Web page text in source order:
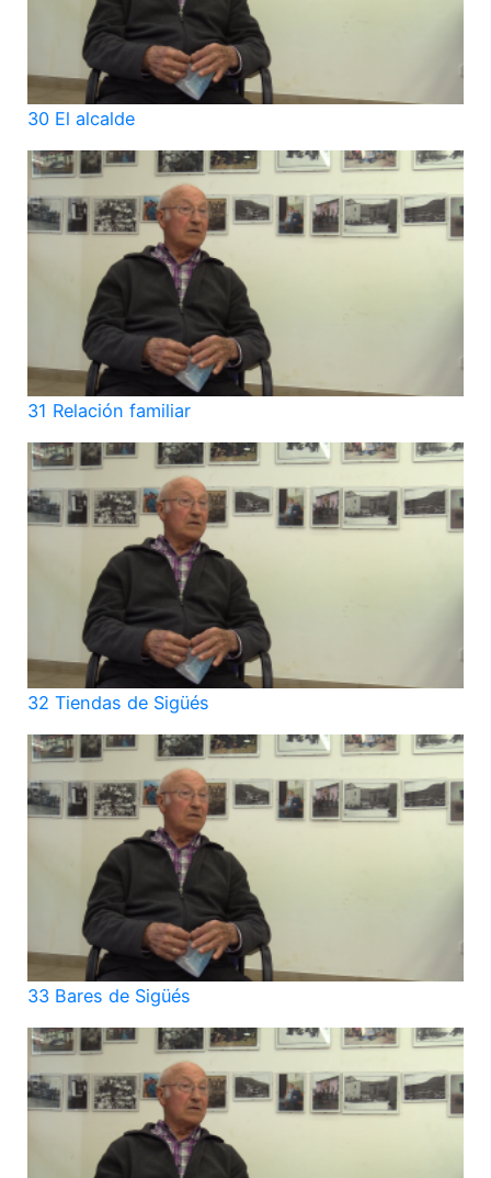
30 El alcalde
31 Relación familiar
32 Tiendas de Sigüés
33 Bares de Sigüés